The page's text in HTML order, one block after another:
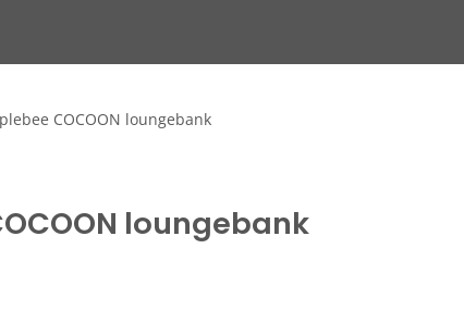
COCOON loungebank
loungebank